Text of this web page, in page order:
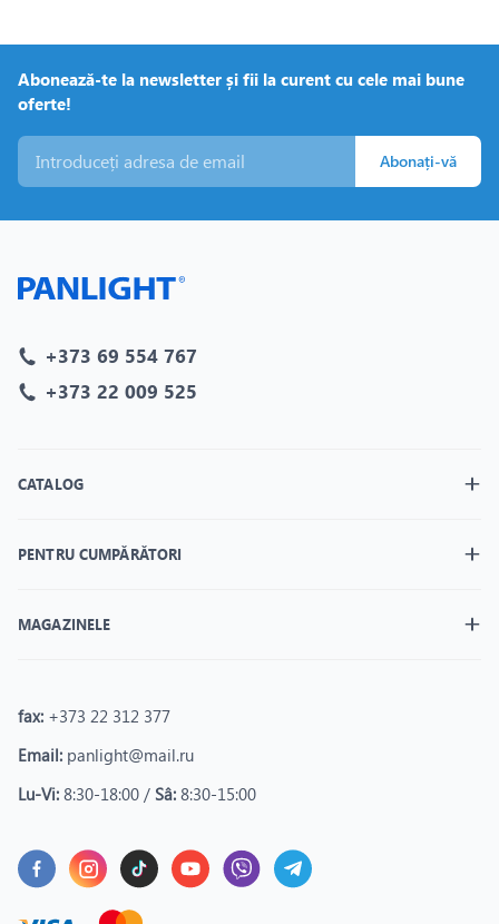
Abonează-te la newsletter și fii la curent cu cele mai bune
oferte!
Abonați-vă
+373 69 554 767
+373 22 009 525
CATALOG
PENTRU CUMPĂRĂTORI
MAGAZINELE
fax: +373 22 312 377
Email: panlight@mail.ru
Lu-Vi: 8:30-18:00 / Sâ: 8:30-15:00